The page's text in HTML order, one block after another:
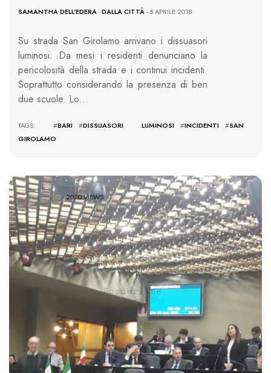
SAMANTHA DELL'EDERA-DALLA CITTÀ- 5 APRILE 2018
Su strada San Girolamo arrivano i dissuasori
luminosi. Da mesi i residenti denunciano la
pericolosità della strada e i continui incidenti.
Soprattutto considerando la presenza di ben
due scuole. Lo…
TAGS: #BARI #DISSUASORI LUMINOSI #INCIDENTI #SAN
GIROLAMO
2020 VIEWS